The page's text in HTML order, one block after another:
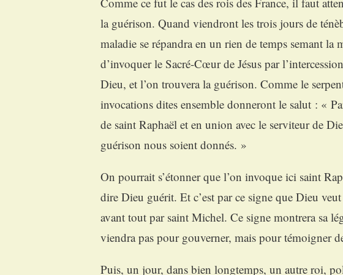
la guérison. Quand viendront les trois jours de
maladie se répandra en un rien de temps semant la
d’invoquer le Sacré-Cœur de Jésus par
Dieu, et l’on trouvera la guérison. Comme le
invocations dites ensemble donneront le salut : «
de saint Raphaël et en union avec le serviteur de
guérison nous soient donnés. »
On pourrait s’étonner que l’on invoque ici saint
dire Dieu guérit. Et c’est par ce signe que Dieu
avant tout par saint Michel. Ce signe montrera sa
viendra pas pour gouverner, mais pour témoigner
Puis, un jour, dans bien longtemps, un autre roi,